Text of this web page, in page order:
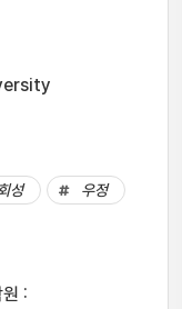
성 우정
: